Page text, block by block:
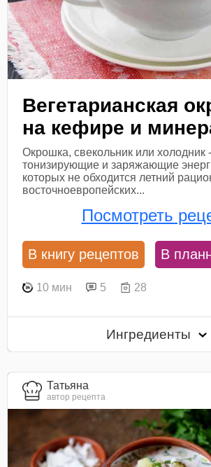
Вегетарианская
на кефире и
Окрошка, свекольник или холодник
тонизирующие и заряжающие
которых не обходится летний
восточноевропейских...
Посмотреть
В книгу рецептов В
10 мин 5 28
Ингредиенты
Татьяна
автор рецепта